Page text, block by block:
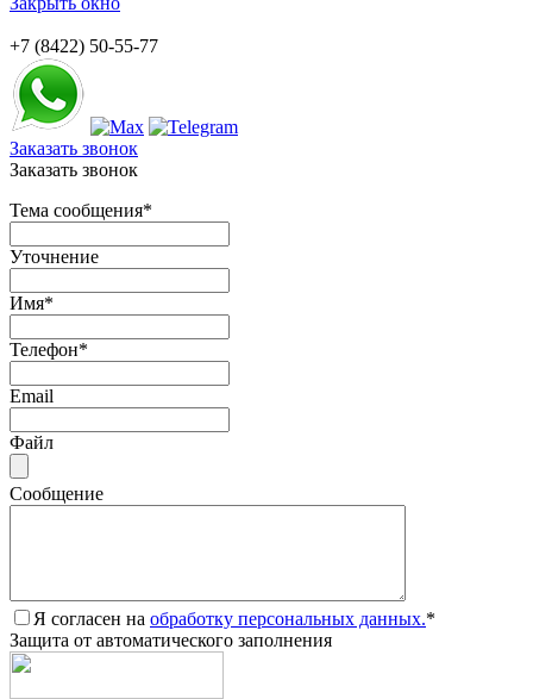
+7 (8422) 50-55-77
Заказать звонок
Заказать звонок
Тема сообщения*
Уточнение
Имя*
Телефон*
Email
Файл
Сообщение
Я согласен на обработку персональных данных.*
Защита от автоматического заполнения